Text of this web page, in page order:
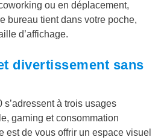
ou en déplacement,
bureau tient dans votre poche,
d’affichage.
divertissement sans
s’adressent à trois usages
gaming et consommation
est de vous offrir un espace visuel